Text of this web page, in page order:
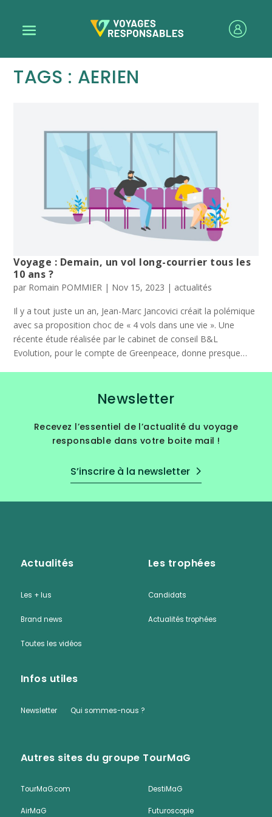
TAGS : AERIEN
Voyage : Demain, un vol long-courrier tous les
10 ans ?
par Romain POMMIER | Nov 15, 2023 | actualités
Il y a tout juste un an, Jean-Marc Jancovici créait la polémique
avec sa proposition choc de « 4 vols dans une vie ». Une
récente étude réalisée par le cabinet de conseil B&L
Evolution, pour le compte de Greenpeace, donne presque
Newsletter
Recevez l’essentiel de l’actualité du voyage
responsable dans votre boite mail !
S’inscrire à la newsletter
Actualités Les trophées
Infos utiles
Les + lus
Brand news
Toutes les vidéos
Candidats
Actualités trophées
Newsletter Qui sommes-nous ?
Autres sites du groupe TourMaG
TourMaG.com
AirMaG
DestiMaG
Futuroscopie